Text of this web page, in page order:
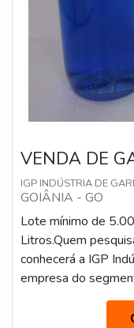
VENDA DE
IGP INDÚSTRIA DE
GOIÂNIA - GO
Lote mínimo de
Litros.Quem
conhecerá a IGP
empresa do
mais se destaca no
atendimento de